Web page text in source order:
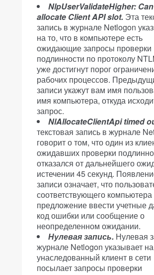
NlpUserValidateHigher:
allocate Client API slot. Эта
запись в журнале Netlogon
на то, что в компьютере есть
ожидающие запросы проверки
подлинности по протоколу
уже достигнут порог
рабочих процессов.
записи укажут вам имя
имя компьютера, откуда
запрос.
NlAllocateClientApi timed
текстовая запись в журнале
говорит о том, что один из
ожидавших проверки
отказался от дальнейшего
истечении 45 секунд.
записи означает, что
соответствующего
предложение ввести учетные
код ошибки или сообщение о
неопределенном ожидании.
Нулевая запись. Нулевая
журнале Netlogon указывает на
унаследованный клиент в сети
посылает запросы проверки